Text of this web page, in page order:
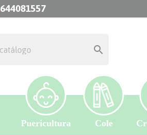
644081557

Puericultura Cole